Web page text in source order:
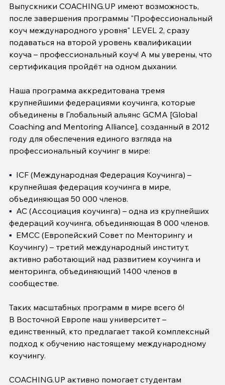
Выпускники COACHING.UP имеют возможность,
после завершения программы "Профессиональный
коуч международного уровня" LEVEL 2, сразу
подаваться на второй уровень квалификации
коуча – профессиональный коуч! А мы уверены, что
сертификация пройдёт на одном дыхании.
Наша программа аккредитована тремя
крупнейшими федерациями коучинга, которые
объединены в Глобальный альянс GCMA [Global
Coaching and Mentoring Alliance], созданный в 2012
году для обеспечения единого взгляда на
профессиональный коучинг в мире:
▪️ ICF (Международная Федерация Коучинга) –
крупнейшая федерация коучинга в мире,
объединяющая 50 000 членов.
▪️ АС (Ассоциация коучинга) – одна из крупнейших
федераций коучинга, объединяющая 8 000 членов.
▪️ EMCC (Европейский Совет по Менторингу и
Коучингу) – третий международный институт,
активно работающий над развитием коучинга и
менторинга, объединяющий 1400 членов в
сообществе.
Таких масштабных программ в мире всего 6!
В Восточной Европе наш университет –
единственный, кто предлагает такой комплексный
подход к обучению настоящему международному
коучингу.
COACHING.UP активно помогает студентам